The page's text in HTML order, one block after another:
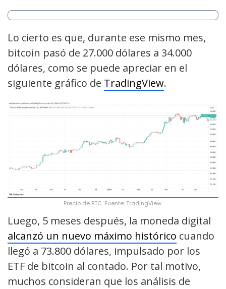
Lo cierto es que, durante ese mismo mes,
bitcoin pasó de 27.000 dólares a 34.000
dólares, como se puede apreciar en el
siguiente gráfico de TradingView.
Precio de BTC. Fuente: TradingView.
Luego, 5 meses después, la moneda digital
alcanzó un nuevo máximo histórico cuando
llegó a 73.800 dólares, impulsado por los
ETF de bitcoin al contado. Por tal motivo,
muchos consideran que los análisis de